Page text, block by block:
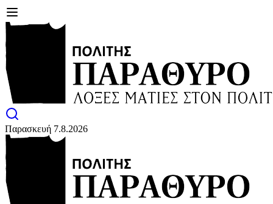
Παρασκευή 7.8.2026